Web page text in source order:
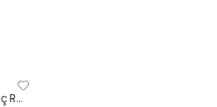
Novocrin Extrait Dora Saç Renk Açıcı Sprey 125 ML